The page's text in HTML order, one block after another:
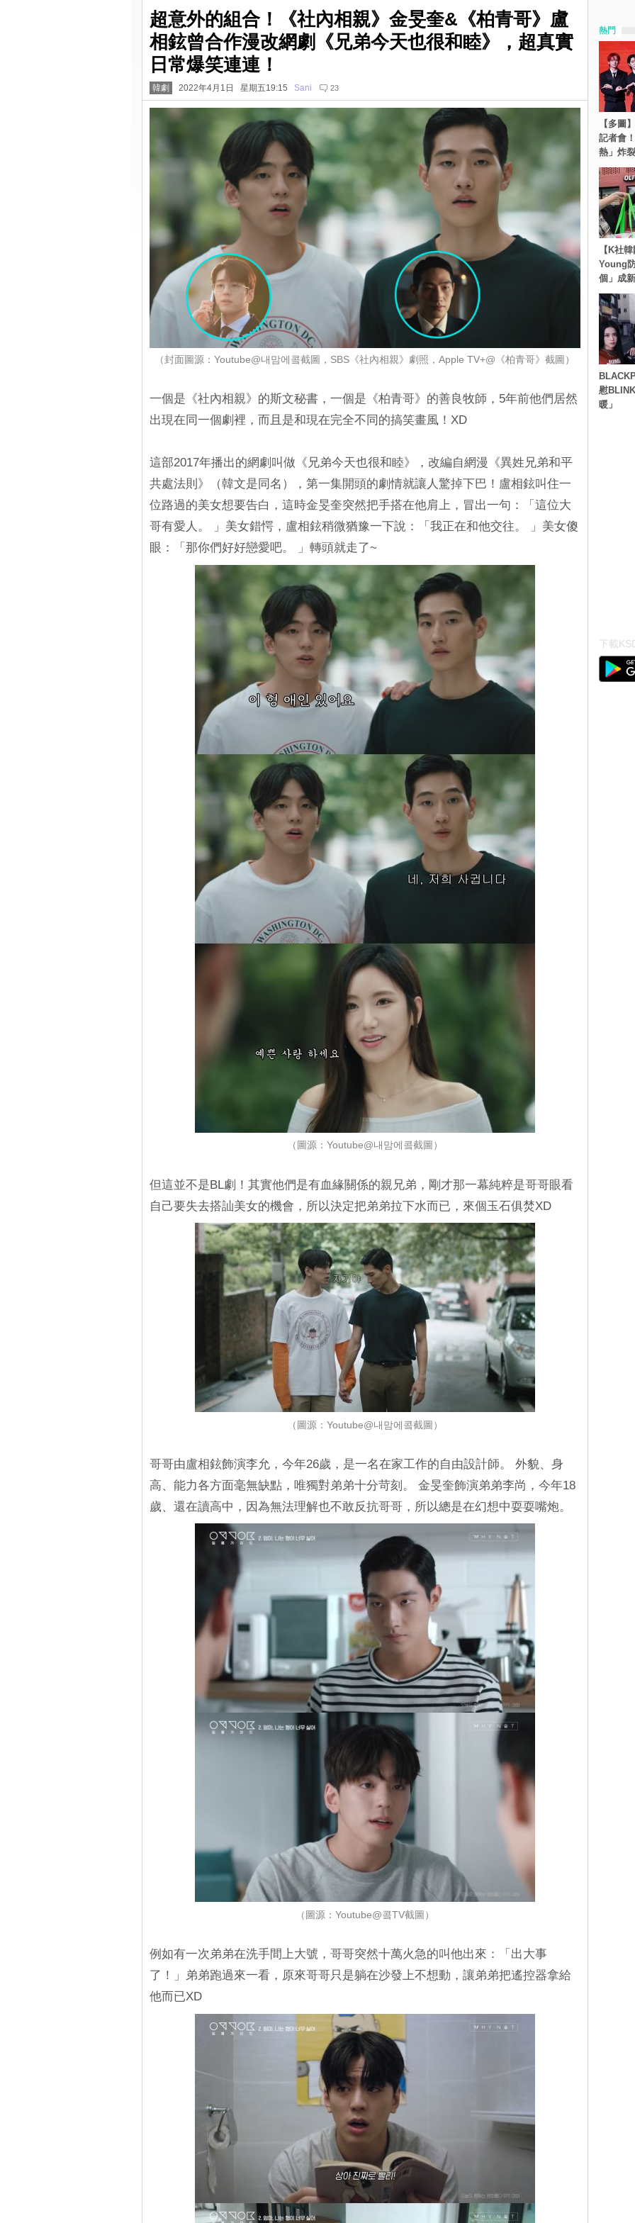
超意外的組合！《社內相親》金旻奎&《柏青哥》盧
相鉉曾合作漫改網劇《兄弟今天也很和睦》，超真實
日常爆笑連連！
韓劇 2022年4月1日 星期五19:15 Sani 23
（封面圖源：Youtube@내맘에콬截圖，SBS《社內相親》劇照，Apple TV+@《柏青哥》截圖）
一個是《社內相親》的斯文秘書，一個是《柏青哥》的善良牧師，5年前他們居然
出現在同一個劇裡，而且是和現在完全不同的搞笑畫風！XD
這部2017年播出的網劇叫做《兄弟今天也很和睦》，改編自網漫《異姓兄弟和平
共處法則》（韓文是同名），第一集開頭的劇情就讓人驚掉下巴！盧相鉉叫住一
位路過的美女想要告白，這時金旻奎突然把手搭在他肩上，冒出一句：「這位大
哥有愛人。 」美女錯愕，盧相鉉稍微猶豫一下說：「我正在和他交往。 」美女傻
眼：「那你們好好戀愛吧。 」轉頭就走了~
（圖源：Youtube@내맘에콬截圖）
但這並不是BL劇！其實他們是有血緣關係的親兄弟，剛才那一幕純粹是哥哥眼看
自己要失去搭訕美女的機會，所以決定把弟弟拉下水而已，來個玉石俱焚XD
（圖源：Youtube@내맘에콬截圖）
哥哥由盧相鉉飾演李允，今年26歲，是一名在家工作的自由設計師。 外貌、身
高、能力各方面毫無缺點，唯獨對弟弟十分苛刻。 金旻奎飾演弟弟李尚，今年18
歲、還在讀高中，因為無法理解也不敢反抗哥哥，所以總是在幻想中耍耍嘴炮。
（圖源：Youtube@콬TV截圖）
例如有一次弟弟在洗手間上大號，哥哥突然十萬火急的叫他出來：「出大事
了！」弟弟跑過來一看，原來哥哥只是躺在沙發上不想動，讓弟弟把遙控器拿給
他而已XD
熱門
【多圖
記者會
熱」炸
【K社
Young
個」成
慰
暖」
下載